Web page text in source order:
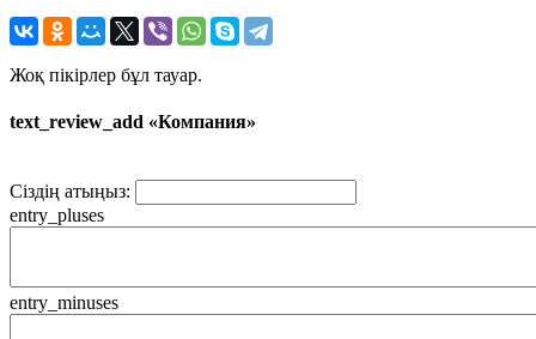
Жоқ пікірлер бұл тауар.
text_review_add «Компания»
Сіздің атыңыз:
entry_pluses
entry_minuses